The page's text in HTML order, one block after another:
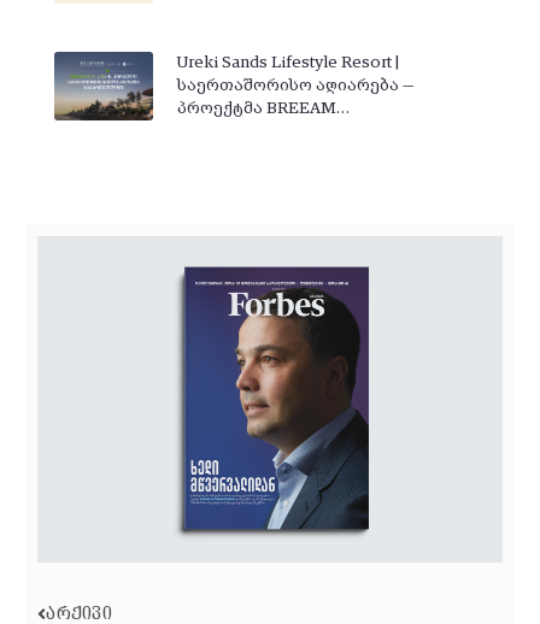
Ureki Sands Lifestyle Resort |
საერთაშორისო აღიარება —
პროექტმა BREEAM…
ᲐᲠᲥᲘᲕᲘ